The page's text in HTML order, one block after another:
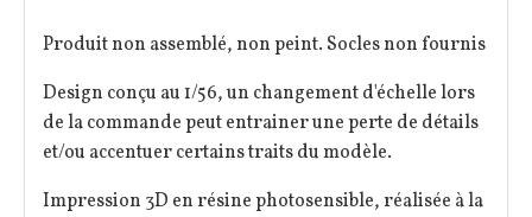
Produit non assemblé, non peint. Socles non fournis
Design conçu au 1/56, un changement d'échelle lors
de la commande peut entrainer une perte de détails
et/ou accentuer certains traits du modèle.
Impression 3D en résine photosensible, réalisée à la